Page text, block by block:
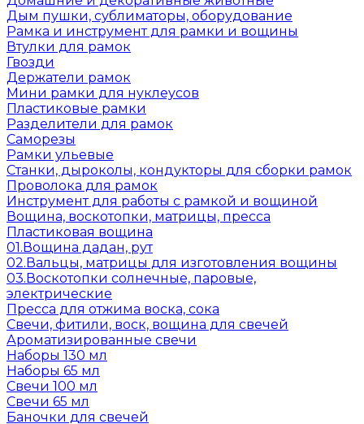
Дым пушки, сублиматоры, оборудование
Рамка и инструмент для рамки и вощины
Втулки для рамок
Гвозди
Держатели рамок
Мини рамки для нуклеусов
Пластиковые рамки
Разделители для рамок
Саморезы
Рамки ульевые
Станки, дыроколы, кондукторы для сборки рамок
Проволока для рамок
Инструмент для работы с рамкой и вощиной
Вощина, воскотопки, матрицы, пресса
Пластиковая вощина
01.Вощина дадан, рут
02.Вальцы, матрицы для изготовления вощины
03.Воскотопки солнечные, паровые,
электрические
Пресса для отжима воска, сока
Свечи, фитили, воск, вощина для свечей
Ароматизированные свечи
Наборы 130 мл
Наборы 65 мл
Свечи 100 мл
Свечи 65 мл
Баночки для свечей